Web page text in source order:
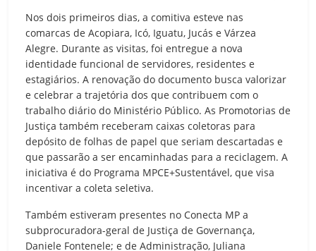
Nos dois primeiros dias, a comitiva esteve nas
comarcas de Acopiara, Icó, Iguatu, Jucás e Várzea
Alegre. Durante as visitas, foi entregue a nova
identidade funcional de servidores, residentes e
estagiários. A renovação do documento busca valorizar
e celebrar a trajetória dos que contribuem com o
trabalho diário do Ministério Público. As Promotorias de
Justiça também receberam caixas coletoras para
depósito de folhas de papel que seriam descartadas e
que passarão a ser encaminhadas para a reciclagem. A
iniciativa é do Programa MPCE+Sustentável, que visa
incentivar a coleta seletiva.
Também estiveram presentes no Conecta MP a
subprocuradora-geral de Justiça de Governança,
Daniele Fontenele; e de Administração, Juliana